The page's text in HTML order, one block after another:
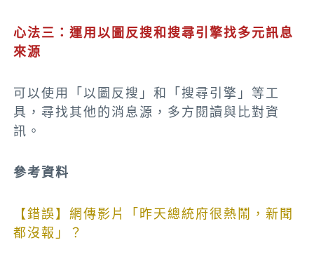
心法三：運用以圖反搜和搜尋引擎找多元訊息
來源
可以使用「以圖反搜」和「搜尋引擎」等工
具，尋找其他的消息源，多方閱讀與比對資
訊。
參考資料
【錯誤】網傳影片「昨天總統府很熱鬧，新聞
都沒報」？